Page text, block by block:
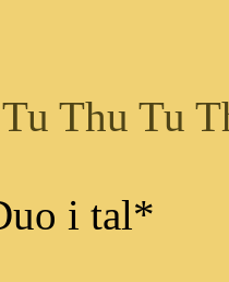
Tu Thu Tu
i tal*